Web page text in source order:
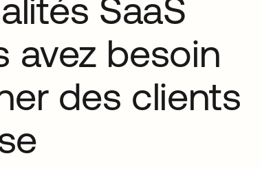
SaaS
avez besoin
des clients